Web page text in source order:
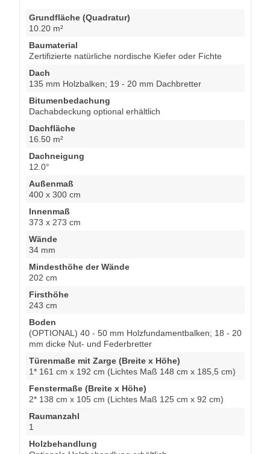
Grundfläche (Quadratur)
10.20 m²
Baumaterial
Zertifizierte natürliche nordische Kiefer oder Fichte
Dach
135 mm Holzbalken; 19 - 20 mm Dachbretter
Bitumenbedachung
Dachabdeckung optional erhältlich
Dachfläche
16.50 m²
Dachneigung
12.0°
Außenmaß
400 x 300 cm
Innenmaß
373 x 273 cm
Wände
34 mm
Mindesthöhe der Wände
202 cm
Firsthöhe
243 cm
Boden
(OPTIONAL) 40 - 50 mm Holzfundamentbalken; 18 - 20
mm dicke Nut- und Federbretter
Türenmaße mit Zarge (Breite x Höhe)
1* 161 cm x 192 cm (Lichtes Maß 148 cm x 185,5 cm)
Fenstermaße (Breite x Höhe)
2* 138 cm x 105 cm (Lichtes Maß 125 cm x 92 cm)
Raumanzahl
1
Holzbehandlung